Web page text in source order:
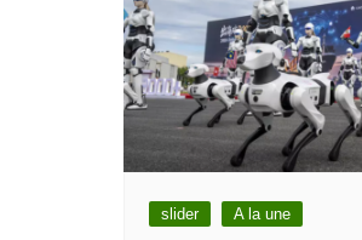
slider A la une